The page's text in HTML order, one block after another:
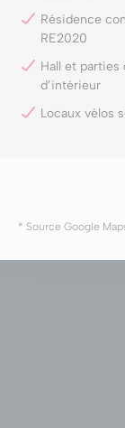
Résidence
RE2020
Hall et
d’intérieur
Locaux vélos
* Source Google